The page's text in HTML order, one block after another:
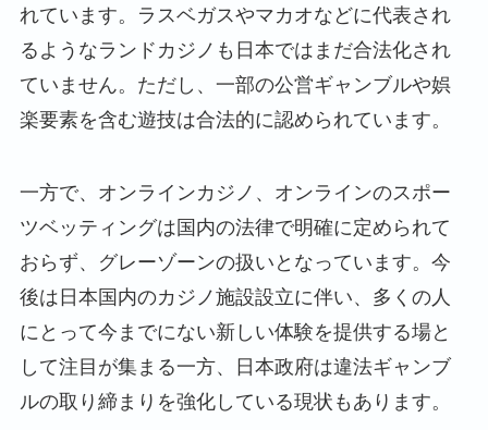
れています。ラスベガスやマカオなどに代表され
るようなランドカジノも日本ではまだ合法化され
ていません。ただし、一部の公営ギャンブルや娯
楽要素を含む遊技は合法的に認められています。
一方で、オンラインカジノ、オンラインのスポー
ツベッティングは国内の法律で明確に定められて
おらず、グレーゾーンの扱いとなっています。今
後は日本国内のカジノ施設設立に伴い、多くの人
にとって今までにない新しい体験を提供する場と
して注目が集まる一方、日本政府は違法ギャンブ
ルの取り締まりを強化している現状もあります。